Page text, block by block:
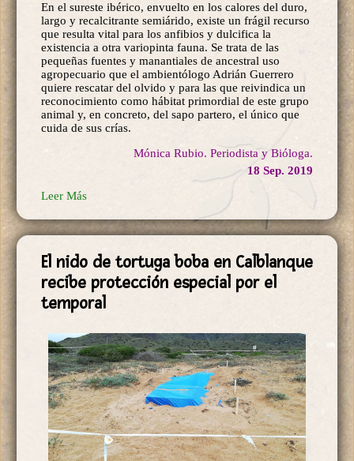
En el sureste ibérico, envuelto en los calores del duro,
largo y recalcitrante semiárido, existe un frágil recurso
que resulta vital para los anfibios y dulcifica la
existencia a otra variopinta fauna. Se trata de las
pequeñas fuentes y manantiales de ancestral uso
agropecuario que el ambientólogo Adrián Guerrero
quiere rescatar del olvido y para las que reivindica un
reconocimiento como hábitat primordial de este grupo
animal y, en concreto, del sapo partero, el único que
cuida de sus crías.
Mónica Rubio. Periodista y Bióloga.
18 Sep. 2019
Leer Más
El nido de tortuga boba en Calblanque
recibe protección especial por el
temporal